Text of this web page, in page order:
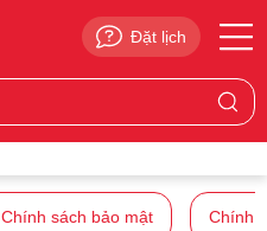
Đặt lịch
Chính sách bảo mật Chính